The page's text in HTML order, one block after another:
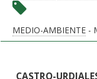
MEDIO-AMBIENTE -
CASTRO-